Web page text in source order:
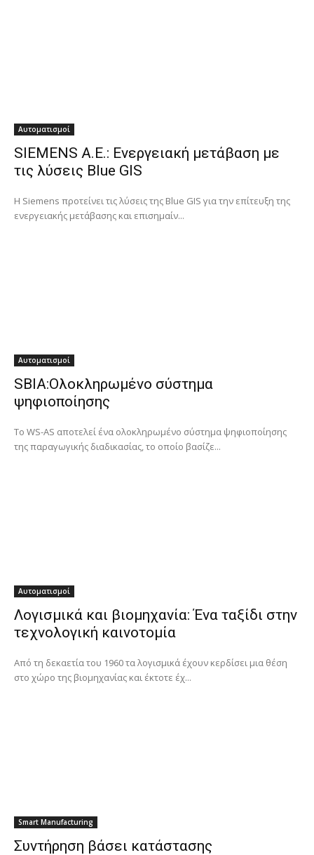
Αυτοματισμοί
SIEMENS A.E.: Ενεργειακή μετάβαση με
τις λύσεις Blue GIS
Η Siemens προτείνει τις λύσεις της Blue GIS για την επίτευξη της
ενεργειακής μετάβασης και επισημαίν...
Αυτοματισμοί
SBIA:Ολοκληρωμένο σύστημα
ψηφιοποίησης
Το WS-AS αποτελεί ένα ολοκληρωμένο σύστημα ψηφιοποίησης
της παραγωγικής διαδικασίας, το οποίο βασίζε...
Αυτοματισμοί
Λογισμικά και βιομηχανία: Ένα ταξίδι στην
τεχνολογική καινοτομία
Από τη δεκαετία του 1960 τα λογισμικά έχουν κερδίσει μια θέση
στο χώρο της βιομηχανίας και έκτοτε έχ...
Smart Manufacturing
Συντήρηση βάσει κατάστασης